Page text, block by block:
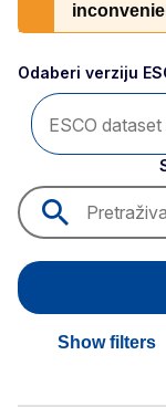
Odaberi verziju
Show filters